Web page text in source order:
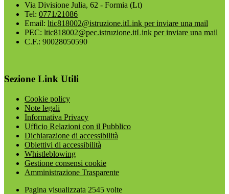
Via Divisione Julia, 62 - Formia (Lt)
Tel: 0771/21086
Email: ltic818002@istruzione.itLink per inviare una mail
PEC: ltic818002@pec.istruzione.itLink per inviare una mail
C.F.: 90028050590
Sezione Link Utili
Cookie policy
Note legali
Informativa Privacy
Ufficio Relazioni con il Pubblico
Dichiarazione di accessibilità
Obiettivi di accessibilità
Whistleblowing
Gestione consensi cookie
Amministrazione Trasparente
Pagina visualizzata 2545 volte